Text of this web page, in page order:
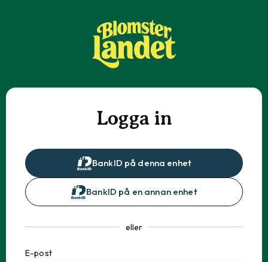
Logga in
BankID på denna enhet
BankID på en annan enhet
eller
E-post